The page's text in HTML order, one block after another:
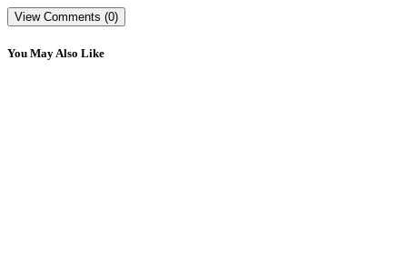
View Comments (0)
You May Also Like